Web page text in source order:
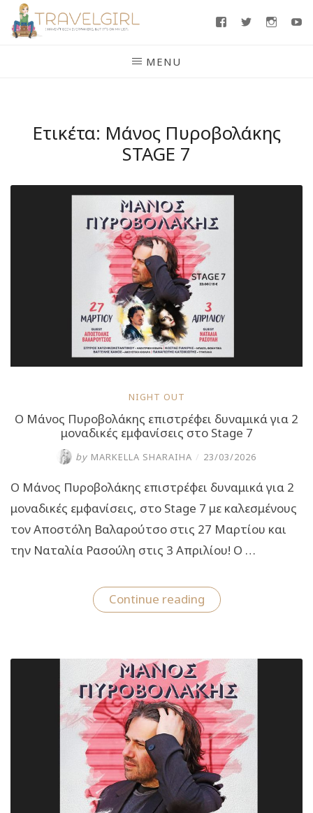
Skip
FacebookTwitter
MENU
Ετικέτα: Μάνος Πυροβολάκης
STAGE 7
NIGHT OUT
Ο Μάνος Πυροβολάκης επιστρέφει δυναμικά για 2
μοναδικές εμφανίσεις στο Stage 7
by MARKELLA SHARAIHA / 23/03/2026
Ο Μάνος Πυροβολάκης επιστρέφει δυναμικά για 2
μοναδικές εμφανίσεις, στο Stage 7 με καλεσμένους
τον Αποστόλη Βαλαρούτσο στις 27 Μαρτίου και
την Ναταλία Ρασούλη στις 3 Απριλίου! Ο …
Continue reading“Ο
Μάνος
στο
Stage 7”